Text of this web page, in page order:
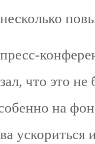
несколько
что это
на
ускориться